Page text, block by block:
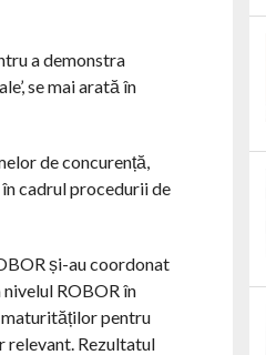
a demonstra
se mai arată în
de concurență,
cadrul procedurii de
și-au coordonat
ROBOR în
maturităților pentru
relevant. Rezultatul